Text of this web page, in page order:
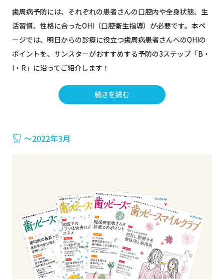
歯周病予防には、それぞれの患者さんの口腔内や全身状態、生
活習慣、性格に合ったOHI（口腔衛生指導）が必要です。本ペ
ージでは、明日からの診療に役立つ歯周病患者さんへのOHIの
ポイントを、サンスターがおすすめする予防の3ステップ「B・
I・R」に沿ってご紹介します！
続きを読む
〜2022年3月